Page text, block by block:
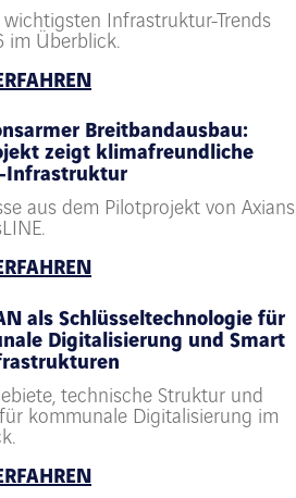
Infrastruktur-Trends
im Überblick.
Breitbandausbau:
zeigt klimafreundliche
Infrastruktur
aus dem Pilotprojekt von Axians
als Schlüsseltechnologie für
Digitalisierung und Smart
technische Struktur und
kommunale Digitalisierung im